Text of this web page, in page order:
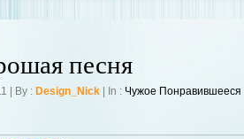
песня
| By : Design_Nick | In : Чужое Понравившееся